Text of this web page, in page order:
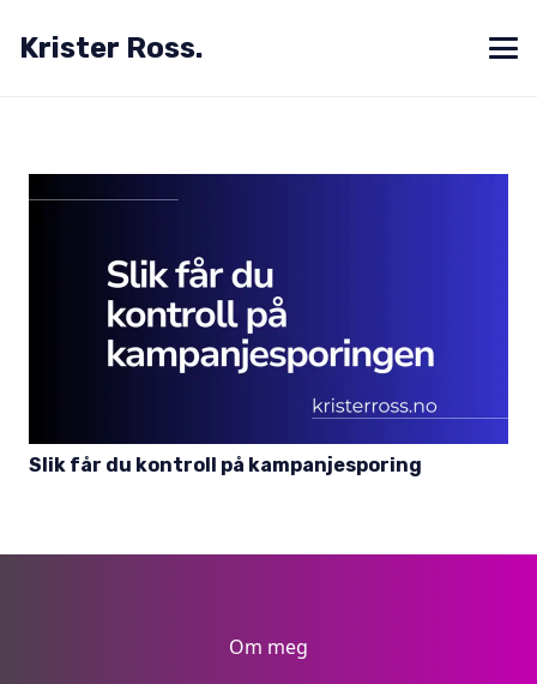
Krister Ross.
Slik får du kontroll på kampanjesporing
Om meg